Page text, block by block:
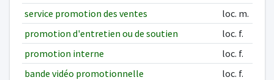
service promotion des ventes
loc. m.
promotion d'entretien ou de soutien
loc. f.
promotion interne
loc. f.
bande vidéo promotionnelle
loc. f.